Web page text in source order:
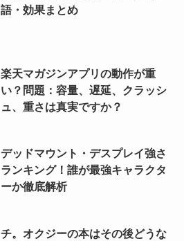
語・効果まとめ
楽天マガジンアプリの動作が重
い？問題：容量、遅延、クラッシ
ュ、重さは真実ですか？
デッドマウント・デスプレイ強さ
ランキング！誰が最強キャラクタ
ーか徹底解析
チ。オクジーの本はその後どうな